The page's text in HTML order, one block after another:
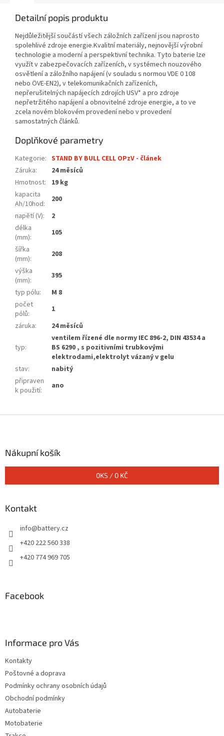
Detailní popis produktu
Nejdůležitější součástí všech záložních zařízení jsou naprosto
spolehlivé zdroje energie.Kvalitní materiály, nejnovější výrobní
technologie a moderní a perspektivní technika. Tyto baterie lze
využít v zabezpečovacích zařízeních, v systémech nouzového
osvětlení a záložního napájení (v souladu s normou VDE 0 108
nebo ÖVE-EN2), v telekomunikačních zařízeních,
nepřerušitelných napájecích zdrojích USV* a pro zdroje
nepřetržitého napájení a obnovitelné zdroje energie, a to ve
zcela novém blokovém provedení nebo v provedení
samostatných článků.
Doplňkové parametry
Kategorie: STAND BY BULL CELL OPzV - článek
Záruka:
24 měsíců
Hmotnost:
19 kg
kapacita
Ah/10hod:
200
napětí (V):
2
délka
(mm):
105
šířka
(mm):
208
výška
(mm):
395
typ pólu:
M 8
počet
pólů:
1
záruka: 24 měsíců
typ:
ventilem řízené dle normy IEC 896-2, DIN 43534 a
BS 6290 , s pozitivními trubkovými
elektrodami,elektrolyt vázaný v gelu
stav:
nabitý
připraven
k použití: ano
Nákupní košík
0KS / 0 KČ
Kontakt
info@battery.cz
+420 222 560 338
+420 774 969 705
Facebook
Informace pro Vás
Kontakty
Poštovné a doprava
Podmínky ochrany osobních údajů
Obchodní podmínky
Autobaterie
Motobaterie